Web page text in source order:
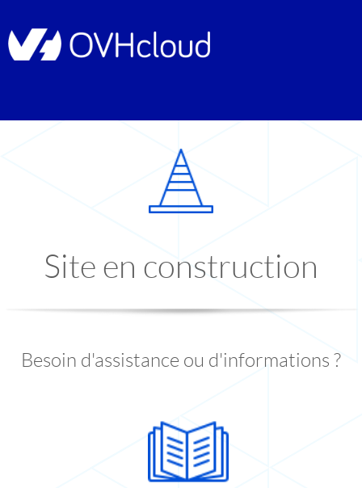
Site en construction
Besoin d'assistance ou d'informations ?